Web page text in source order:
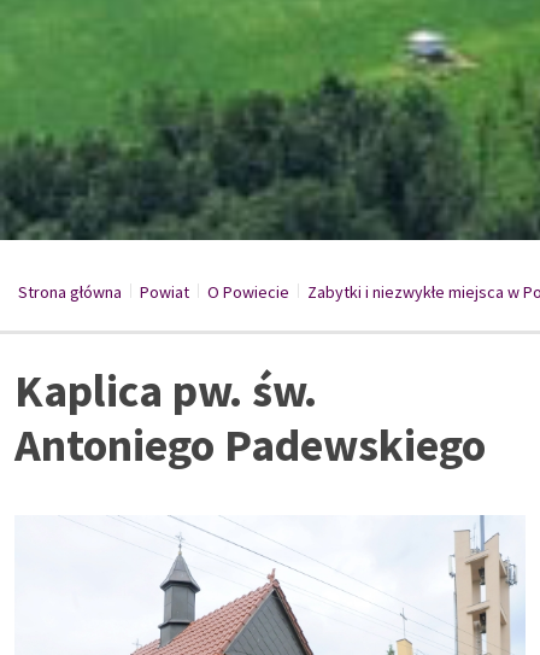
Strona główna /
Powiat /
O Powiecie /
Zabytki i niezwykłe miejsca w
Kaplica pw. św.
Antoniego Padewskiego